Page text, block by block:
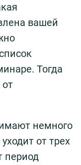
вашей
Тогда
от
немного
от трех
период